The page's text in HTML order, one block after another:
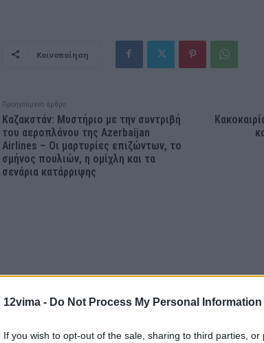
12vima - Do Not Process My Personal Information
If you wish to opt-out of the sale, sharing to third parties,
Κοινοποίηση
Προηγούμενο άρθρο
Καζακστάν: Μυστήριο με την συντριβή
του αεροπλάνου της Azerbaijan
Airlines – Οι μαρτυρίες επιζώντων, το
σμήνος πουλιών, η ομίχλη και τα
σενάρια κατάρριψης